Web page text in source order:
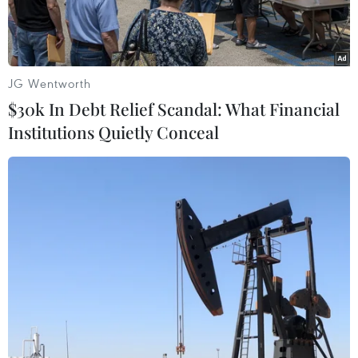
nước ngoài.
Vận hành thiết bị cung cấp điện tại nhà máy điện Cà Mau 1
thuộc PV Power. Ảnh minh họa. (Ảnh: Huy Hùng/TTXVN)
Tối 8/12, Tập đoàn Dầu khí Việt Nam (PVN) đã có
thông tin gửi các cơ quan báo chí về trường hợp
JG Wentworth
$30k In Debt Relief Scandal: What Financial
Institutions Quietly Conceal